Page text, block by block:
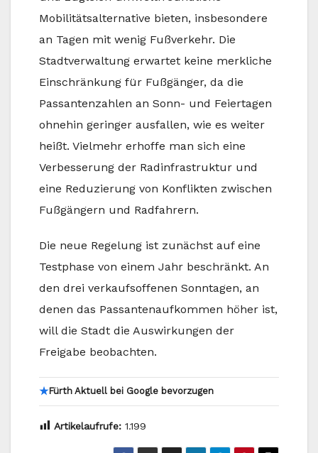
Mobilitätsalternative bieten, insbesondere
an Tagen mit wenig Fußverkehr. Die
Stadtverwaltung erwartet keine merkliche
Einschränkung für Fußgänger, da die
Passantenzahlen an Sonn- und Feiertagen
ohnehin geringer ausfallen, wie es weiter
heißt. Vielmehr erhoffe man sich eine
Verbesserung der Radinfrastruktur und
eine Reduzierung von Konflikten zwischen
Fußgängern und Radfahrern.
Die neue Regelung ist zunächst auf eine
Testphase von einem Jahr beschränkt. An
den drei verkaufsoffenen Sonntagen, an
denen das Passantenaufkommen höher ist,
will die Stadt die Auswirkungen der
Freigabe beobachten.
★Fürth Aktuell bei Google bevorzugen
Artikelaufrufe: 1.199